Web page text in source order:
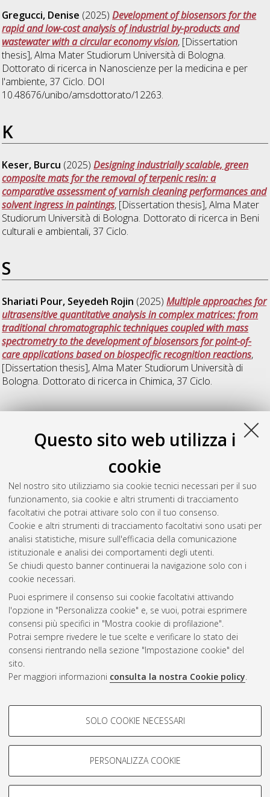
Questo sito web utilizza i
cookie
Nel nostro sito utilizziamo sia cookie tecnici necessari per il suo
funzionamento, sia cookie e altri strumenti di tracciamento
facoltativi che potrai attivare solo con il tuo consenso.
Cookie e altri strumenti di tracciamento facoltativi sono usati per
analisi statistiche, misure sull'efficacia della comunicazione
istituzionale e analisi dei comportamenti degli utenti.
Se chiudi questo banner continuerai la navigazione solo con i
cookie necessari.
Puoi esprimere il consenso sui cookie facoltativi attivando
l'opzione in "Personalizza cookie" e, se vuoi, potrai esprimere
consensi più specifici in "Mostra cookie di profilazione".
Potrai sempre rivedere le tue scelte e verificare lo stato dei
consensi rientrando nella sezione "Impostazione cookie" del
sito.
Per maggiori informazioni consulta la nostra Cookie policy.
COOKIE DI PROFILAZIONE -
Si tratta di cookie utilizzati per analizzare le caratteristiche della
navigazione degli utenti, creare profili in base al loro comportamento
Mostra cookie di profilazione
SOLO COOKIE NECESSARI
PERSONALIZZA COOKIE
Gregucci, Denise (2025)Development of biosensors for the
rapid and low-cost analysis of industrial by-products and
wastewater with a circular economy vision, [Dissertation
thesis], Alma Mater Studiorum Università di Bologna.
Dottorato di ricerca in Nanoscienze per la medicina e per
l'ambiente, 37 Ciclo. DOI
10.48676/unibo/amsdottorato/12263.
K
Keser, Burcu (2025)Designing industrially scalable, green
composite mats for the removal of terpenic resin: a
comparative assessment of varnish cleaning performances and
solvent ingress in paintings, [Dissertation thesis], Alma Mater
Studiorum Università di Bologna. Dottorato di ricerca in Beni
culturali e ambientali, 37 Ciclo.
S
Shariati Pour, Seyedeh Rojin (2025)Multiple approaches for
ultrasensitive quantitative analysis in complex matrices: from
traditional chromatographic techniques coupled with mass
spectrometry to the development of biosensors for point-of-
care applications based on biospecific recognition reactions,
[Dissertation thesis], Alma Mater Studiorum Università di
Bologna. Dottorato di ricerca in Chimica, 37 Ciclo.
W
Wang, Junjie (2025) The important role of multidetector-AF4 in
the study of gold nanoparticle bioconjugates life: synthesis,
optimization, application in drug delivery
Alma Mater Studiorum Università di Bologna. Dottorato di
ricerca inChimica, 37 Ciclo.
Questa lista e' stata generata il Wed Aug 5 20:38:59 2026
Atom
Rss 1.0
Rss 2.0
ISSN: 2038-7946
Impostazioni Cookie
Informativa sulla privacy
Condizioni d’uso del sito